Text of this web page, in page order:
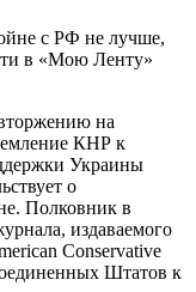
с РФ не лучше,
в «Мою Ленту»
на
КНР к
Украины
о
Полковник в
издаваемого
Conservative
Штатов к